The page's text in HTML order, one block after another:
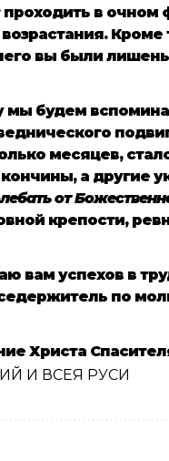
в
вы были
будем
месяцев,
а другие
от
крепости,
вам успехов в
по
Христа
И ВСЕЯ РУСИ